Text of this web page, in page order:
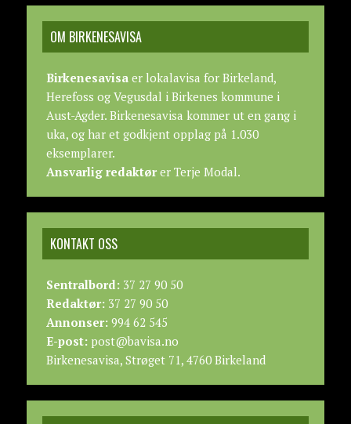
OM BIRKENESAVISA
Birkenesavisaer lokalavisa for Birkeland,
Herefoss og Vegusdal i Birkenes kommune i
Aust-Agder. Birkenesavisa kommer ut en gang i
uka, og har et godkjent opplag på 1.030
eksemplarer.
Ansvarlig redaktører Terje Modal.
KONTAKT OSS
Sentralbord:37 27 90 50
Redaktør:37 27 90 50
Annonser:994 62 545
E-post:post@bavisa.no
Birkenesavisa, Strøget 71, 4760 Birkeland